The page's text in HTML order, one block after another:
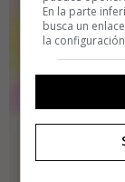
En la parte
busca un
la